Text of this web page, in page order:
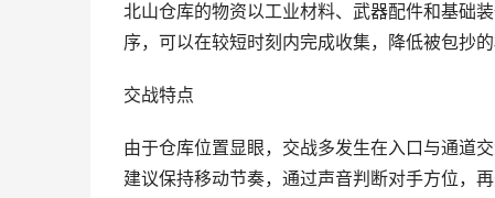
北山仓库的物资以工业材料、武器配件和基础
序，可以在较短时刻内完成收集，降低被包抄
交战特点
由于仓库位置显眼，交战多发生在入口与通道
建议保持移动节奏，通过声音判断对手方位，再